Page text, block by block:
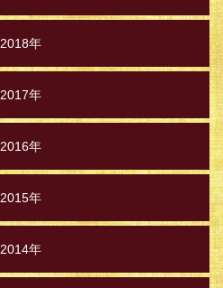
2018年
2017年
2016年
2015年
2014年